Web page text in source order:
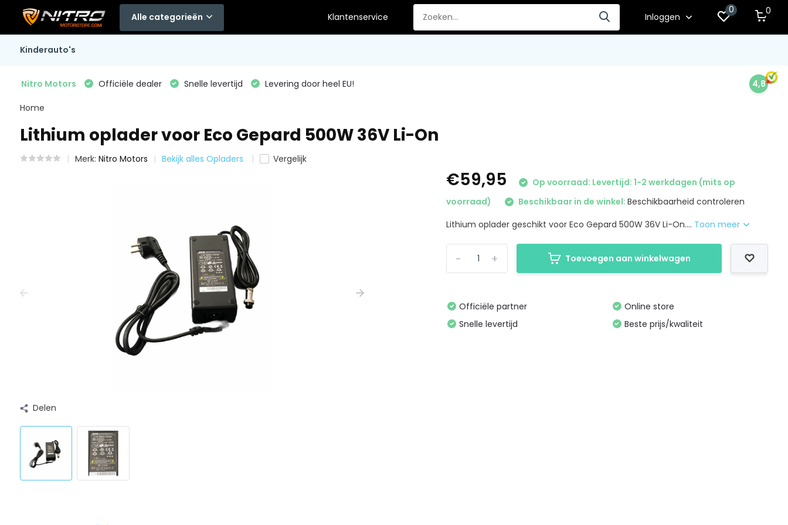
Alle categorieën Klantenservice Inloggen
0 0
Kinderauto's
Nitro Motors Officiële dealer Snelle levertijd Levering door heel EU! 4,8
Home
Lithium oplader voor Eco Gepard 500W 36V Li-On
Merk: Nitro Motors Bekijk alles Opladers Vergelijk
Delen
€59,95
Op voorraad: Levertijd: 1-2 werkdagen (mits op
voorraad)
Beschikbaar in de winkel:Beschikbaarheid controleren
Lithium oplader geschikt voor Eco Gepard 500W 36V Li-On.... Toon meer
+
- Toevoegen aan winkelwagen
Officiële partner
Snelle levertijd
Online store
Beste prijs/kwaliteit